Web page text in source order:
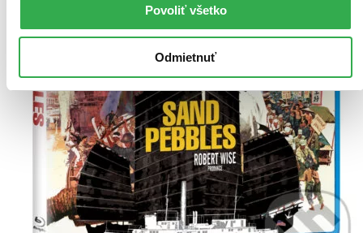
Povoliť všetko
Odmietnuť